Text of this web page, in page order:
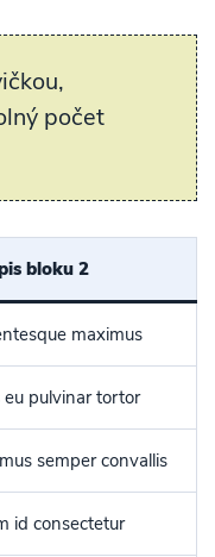
počet
bloku 2
maximus
eu pulvinar tortor
semper convallis
id consectetur